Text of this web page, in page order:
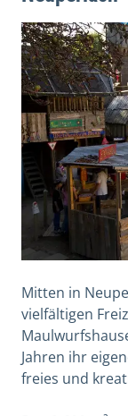
Mitten in
vielfältigen
Jahren ihr
freies und